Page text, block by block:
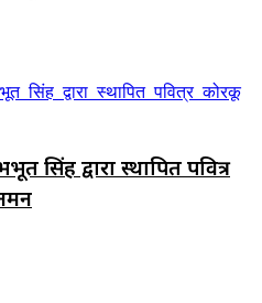
सिंह द्वारा स्थापित पवित्र